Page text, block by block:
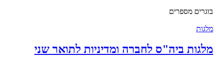
בוגרים מספרים
מלגות
מלגות ביה"ס לחברה ומדיניות לתואר שני